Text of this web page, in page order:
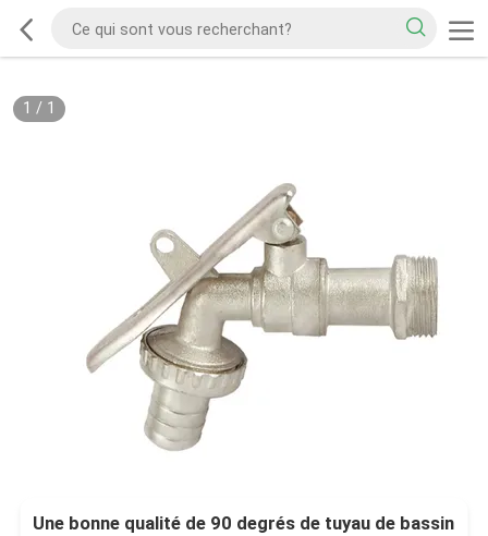
1 / 1
Une bonne qualité de 90 degrés de tuyau de bassin